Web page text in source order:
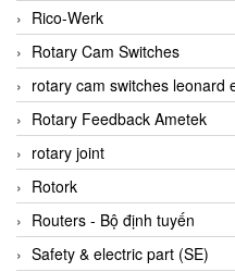
Bopp & Reuther Messtechnik
Bosch
Boydcorp
BRAUN Vietnam
Brinkmann Pumpen
BRONKHORST
Brook Instrument
Brooks Instrument Vietnam
Rico-Werk
Rotary Cam Switches
rotary cam switches leonard
Rotary Feedback Ametek
rotary joint
Rotork
Routers - Bộ định tuyến
Safety & electric part (SE)